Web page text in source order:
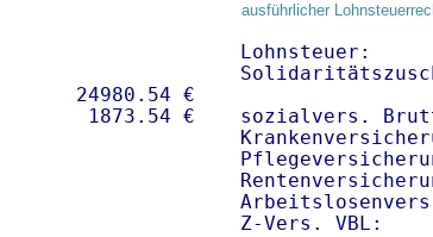
ausführlicher
24980.54 €
Lohnsteuer:
sozialvers.
Z-Vers. VBL: